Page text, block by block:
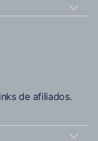
de afiliados.